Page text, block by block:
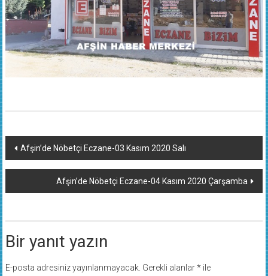
Yazı
dolaşımı
Afşin’de Nöbetçi Eczane-03 Kasım 2020 Salı
Afşin’de Nöbetçi Eczane-04 Kasım 2020 Çarşamba
Bir yanıt yazın
E-posta adresiniz yayınlanmayacak. Gerekli alanlar*ile